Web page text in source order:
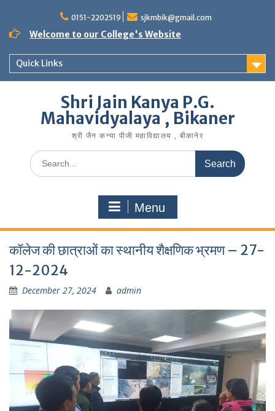
content
0151-2202519 sjkmbik@gmail.com
Welcome to our College's Website
Quick Links
Shri Jain Kanya P.G.
Mahavidyalaya , Bikaner
श्री जैन कन्या पीजी महाविद्यालय , बीकानेर
Search
for:
Menu
कॉलेज की छात्राओं का स्थानीय शैक्षणिक भ्रमण – 27-
12-2024
December 27, 2024 admin